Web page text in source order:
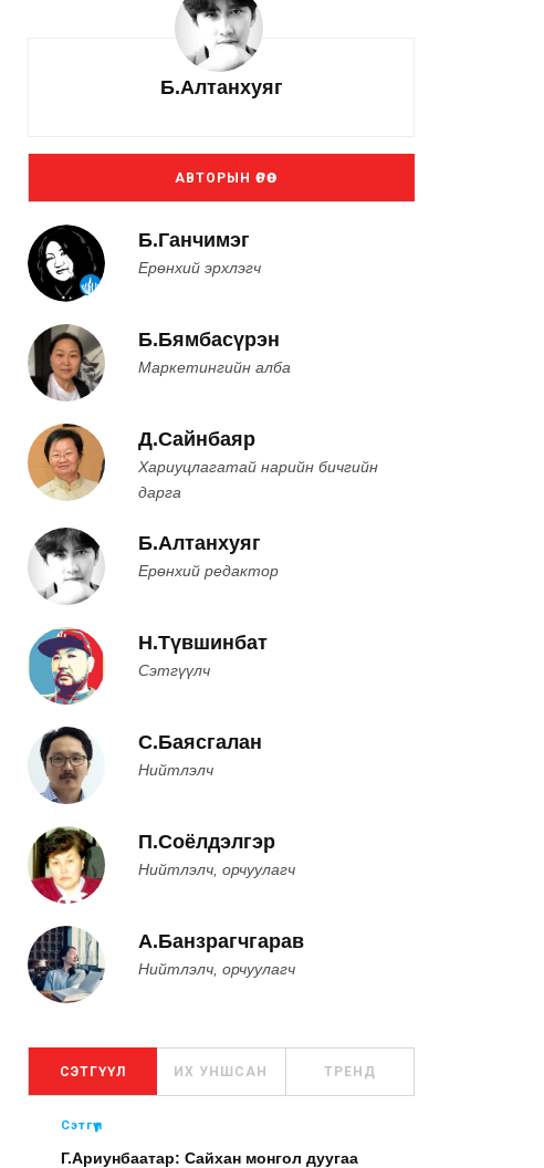
Б.Алтанхуяг
АВТОРЫН ӨРӨӨ
Б.Ганчимэг
Ерөнхий эрхлэгч
Б.Бямбасүрэн
Маркетингийн алба
Д.Сайнбаяр
Хариуцлагатай нарийн бичгийн
дарга
Б.Алтанхуяг
Ерөнхий редактор
Н.Түвшинбат
Сэтгүүлч
С.Баясгалан
Нийтлэлч
П.Соёлдэлгэр
Нийтлэлч, орчуулагч
А.Банзрагчгарав
Нийтлэлч, орчуулагч
СЭТГҮҮЛ ИХ УНШСАН ТРЕНД
Сэтгүүл
Г.Ариунбаатар: Сайхан монгол дуугаа